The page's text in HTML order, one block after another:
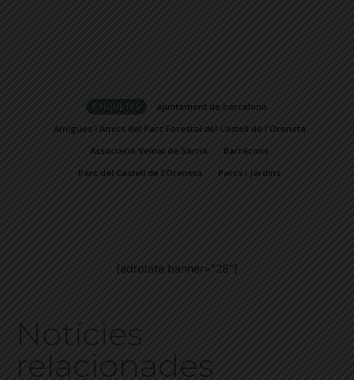
ETIQUETES
ajuntament de barcelona
Amigues i Amics del Parc Forestal del Castell de l'Oreneta
Associació Veïnal de Sarrià
Barracons
Parc del Castell de l'Oreneta
Parcs i Jardins
[adrotate banner="28"]
Notícies
relacionades